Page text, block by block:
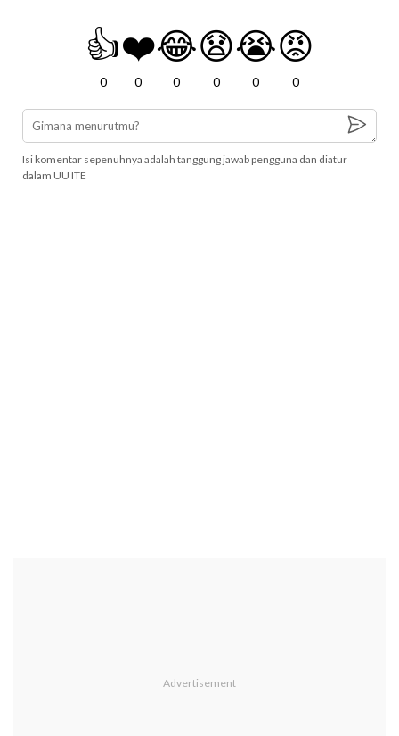
👍
0
❤️
0
😂
0
😧
0
😭
0
😡
0
Isi komentar sepenuhnya adalah tanggung jawab pengguna dan diatur
dalam UU ITE